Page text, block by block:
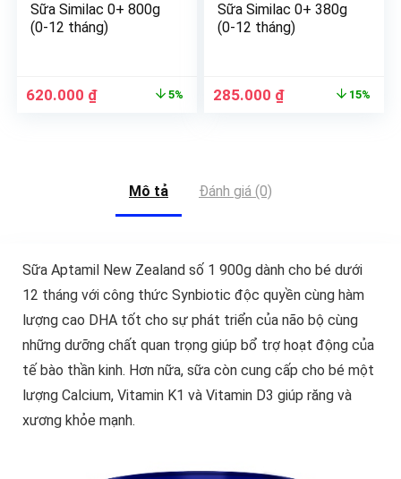
Sữa Similac 0+ 800g
(0-12 tháng)
620.000 ₫ 5%
Sữa Similac 0+ 380g
(0-12 tháng)
285.000 ₫ 15%
Mô tả Đánh giá (0)
Sữa Aptamil New Zealand số 1 900g dành cho bé dưới
12 tháng với công thức Synbiotic độc quyền cùng hàm
lượng cao DHA tốt cho sự phát triển của não bộ cùng
những dưỡng chất quan trọng giúp bổ trợ hoạt động của
tế bào thần kinh. Hơn nữa, sữa còn cung cấp cho bé một
lượng Calcium, Vitamin K1 và Vitamin D3 giúp răng và
xương khỏe mạnh.